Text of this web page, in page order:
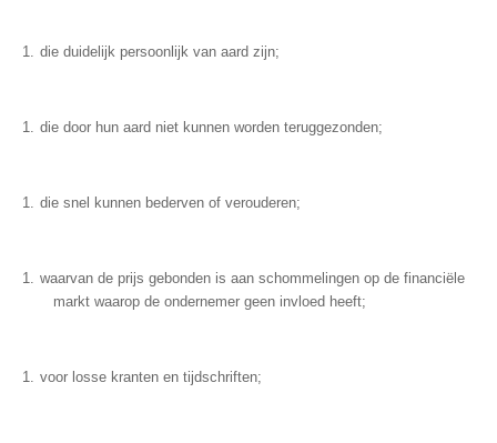
die duidelijk persoonlijk van aard zijn;
die door hun aard niet kunnen worden teruggezonden;
die snel kunnen bederven of verouderen;
waarvan de prijs gebonden is aan schommelingen op de financiële
markt waarop de ondernemer geen invloed heeft;
voor losse kranten en tijdschriften;